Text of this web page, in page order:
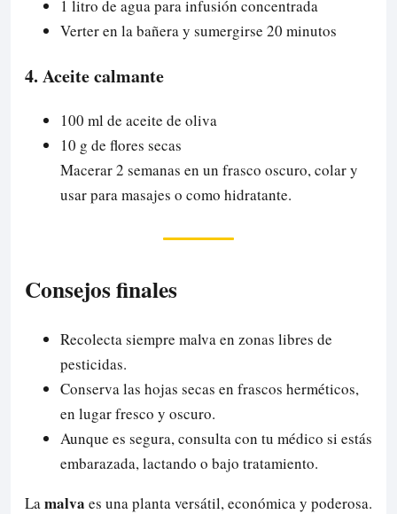
1 litro de agua para infusión concentrada
Verter en la bañera y sumergirse 20 minutos
4. Aceite calmante
100 ml de aceite de oliva
10 g de flores secas
Macerar 2 semanas en un frasco oscuro, colar y
usar para masajes o como hidratante.
Consejos finales
Recolecta siempre malva en zonas libres de
pesticidas.
Conserva las hojas secas en frascos herméticos,
en lugar fresco y oscuro.
Aunque es segura, consulta con tu médico si estás
embarazada, lactando o bajo tratamiento.
Lamalva es una planta versátil, económica y poderosa.